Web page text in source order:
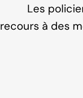
Les
recours à des